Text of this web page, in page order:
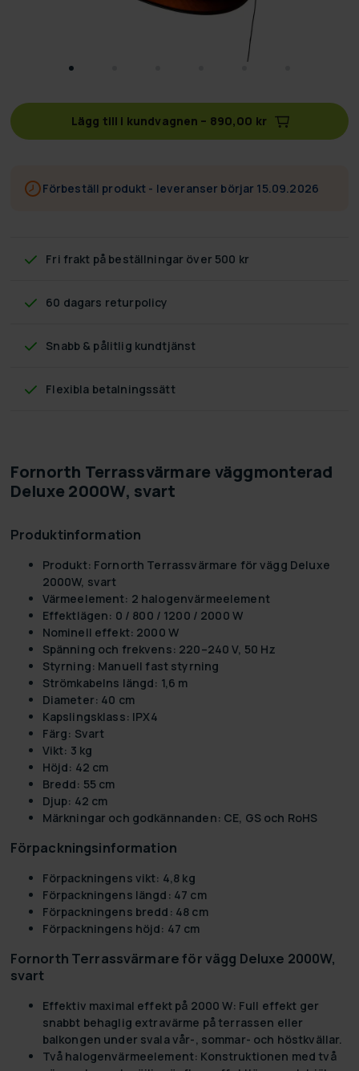
Lägg till i kundvagnen – 890,00 kr
Förbeställ produkt - leveranser börjar 15.09.2026
Fri frakt på beställningar över 500 kr
60 dagars returpolicy
Snabb & pålitlig kundtjänst
Flexibla betalningssätt
Fornorth Terrassvärmare väggmonterad
Deluxe 2000W, svart
Produktinformation
Produkt: Fornorth Terrassvärmare för vägg Deluxe
2000W, svart
Värmeelement: 2 halogenvärmeelement
Effektlägen: 0 / 800 / 1200 / 2000 W
Nominell effekt: 2000 W
Spänning och frekvens: 220–240 V, 50 Hz
Styrning: Manuell fast styrning
Strömkabelns längd: 1,6 m
Diameter: 40 cm
Kapslingsklass: IPX4
Färg: Svart
Vikt: 3 kg
Höjd: 42 cm
Bredd: 55 cm
Djup: 42 cm
Märkningar och godkännanden: CE, GS och RoHS
Förpackningsinformation
Förpackningens vikt: 4,8 kg
Förpackningens längd: 47 cm
Förpackningens bredd: 48 cm
Förpackningens höjd: 47 cm
Fornorth Terrassvärmare för vägg Deluxe 2000W,
svart
Effektiv maximal effekt på 2000 W: Full effekt ger
snabbt behaglig extravärme på terrassen eller
balkongen under svala vår-, sommar- och höstkvällar.
Två halogenvärmeelement: Konstruktionen med två